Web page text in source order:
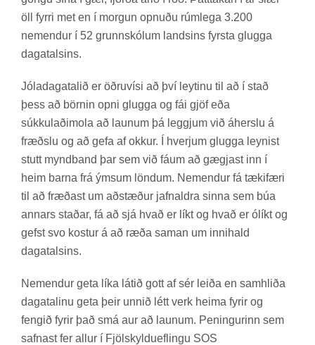
öll fyrri met en í morg­un opn­uðu rúm­lega 3.200
nem­end­ur í 52 grunn­skól­um lands­ins fyrsta glugga
daga­tals­ins.
Jóla­da­ga­tal­ið er öðru­vísi að því leyt­inu til að í stað
þess að börn­in opni glugga og fái gjöf eða
súkkulaði­mola að laun­um þá leggj­um við áherslu á
fræðslu og að gefa af okk­ur. Í hverj­um glugga leyn­ist
stutt mynd­band þar sem við fáum að gægj­ast inn í
heim barna frá ýms­um lönd­um. Nem­end­ur fá tæki­færi
til að fræð­ast um að­stæð­ur jafn­aldra sinna sem búa
ann­ars stað­ar, fá að sjá hvað er líkt og hvað er ólíkt og
gefst svo kost­ur á að ræða sam­an um inni­hald
daga­tals­ins.
Nem­end­ur geta líka lát­ið gott af sér leiða en sam­hliða
daga­tal­inu geta þeir unn­ið létt verk heima fyr­ir og
feng­ið fyr­ir það smá aur að laun­um. Pen­ing­ur­inn sem
safn­ast fer all­ur í Fjöl­skyldu­efl­ingu SOS